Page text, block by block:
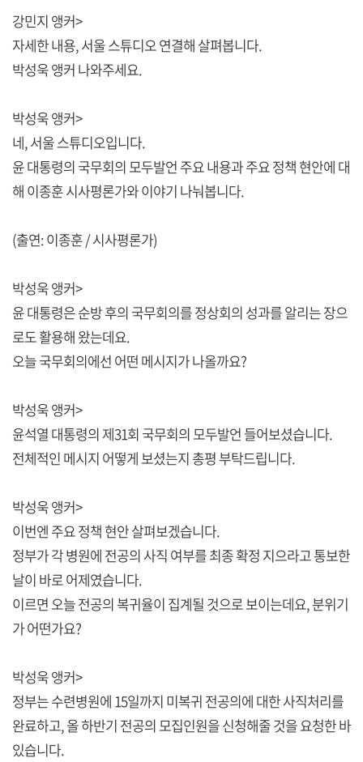
강민지 앵커>
자세한 내용, 서울 스튜디오 연결해 살펴봅니다.
박성욱 앵커 나와주세요.
박성욱 앵커>
네, 서울 스튜디오입니다.
윤 대통령의 국무회의 모두발언 주요 내용과 주요 정책 현안에 대
해 이종훈 시사평론가와 이야기 나눠봅니다.
(출연: 이종훈 / 시사평론가)
박성욱 앵커>
윤 대통령은 순방 후의 국무회의를 정상회의 성과를 알리는 장으
로도 활용해 왔는데요.
오늘 국무회의에선 어떤 메시지가 나올까요?
박성욱 앵커>
윤석열 대통령의 제31회 국무회의 모두발언 들어보셨습니다.
전체적인 메시지 어떻게 보셨는지 총평 부탁드립니다.
박성욱 앵커>
이번엔 주요 정책 현안 살펴보겠습니다.
정부가 각 병원에 전공의 사직 여부를 최종 확정 지으라고 통보한
날이 바로 어제였습니다.
이르면 오늘 전공의 복귀율이 집계될 것으로 보이는데요, 분위기
가 어떤가요?
박성욱 앵커>
정부는 수련병원에 15일까지 미복귀 전공의에 대한 사직처리를
완료하고, 올 하반기 전공의 모집인원을 신청해줄 것을 요청한 바
있습니다.